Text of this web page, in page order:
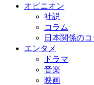
オピニオン
社説
コラム
日本関係のコ
エンタメ
ドラマ
音楽
映画